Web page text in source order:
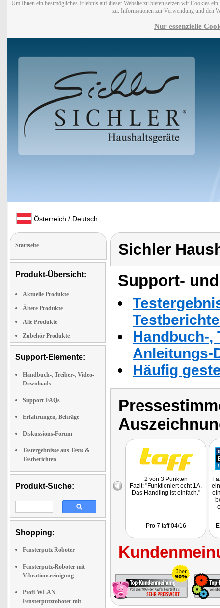
Um Ihnen ein bestmögliches Erlebnis auf dieser Website zu bieten setzen wir Cookies
zu. Informationen zur Verwendung und den
Nur essenzielle
Österreich / Deutsch
Startseite
Produkt-Übersicht:
Aktuelle Produkte
Ältere Produkte
Alle Produkte
Zubehör Produkte
Support-Elemente:
Handbuch-, Treiber-, Video-
Downloads
Support-FAQs
Erfahrungen, Beiträge
Diskussions-Forum
Testergebnisse aus Tests &
Testberichten
Produkt-Suche:
Shopping:
Fensterputz Roboter
Fensterputz-Roboter mit
Vibrationsreinigung
Profi-WLAN-
Fensterputzroboter mit
Sichler
Support-
Handbuch-,
Anleitungs-
Häufig
2 von 3 Punkten
Fazit: "Funktioniert echt 1A.
Das Handling ist einfach."
Pro 7 taff 04/16